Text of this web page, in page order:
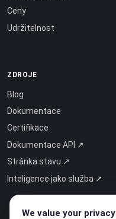
Ceny
Udržitelnost
ZDROJE
Blog
Dokumentace
Certifikace
Dokumentace API ↗
Stránka stavu ↗
Inteligence jako služba ↗
We value your privacy